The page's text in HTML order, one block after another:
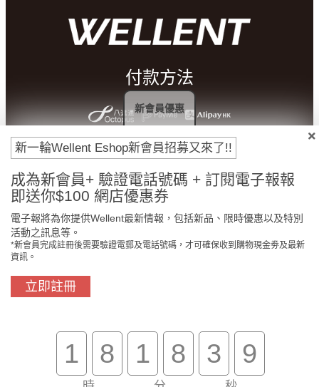
付款方法
門市免費自取 原裝行貨保證
關於我們
新一輪Wellent Eshop新會員招募又來了!!
成為新會員+ 驗證電話號碼 + 訂閱電子報報
即送你$100 網店優惠券
電子報將為你提供Wellent最新情報，包括新品、限時優惠以及特別
活動之訊息等。
*新會員完成註冊後需要驗證電郵及電話號碼，才可確保收到購物現金劵及最新
資訊。
立即註冊
1 8 1 8 3 9
新會員優惠